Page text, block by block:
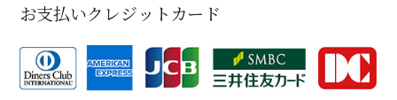
お支払いクレジットカード